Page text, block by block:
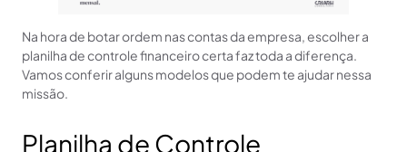
Na hora de botar ordem nas contas da empresa, escolher a
planilha de controle financeiro certa faz toda a diferença.
Vamos conferir alguns modelos que podem te ajudar nessa
missão.
Planilha de Controle